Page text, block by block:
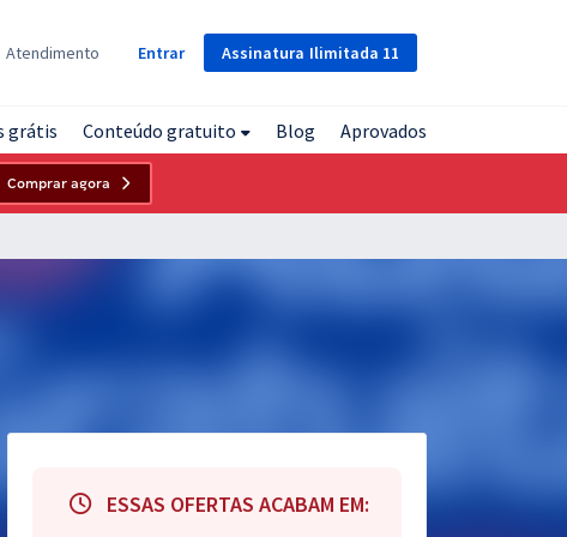
Assinatura Ilimitada 11
Atendimento Entrar
grátis Conteúdo gratuito Blog Aprovados
Comprar agora
ESSAS OFERTAS ACABAM EM: